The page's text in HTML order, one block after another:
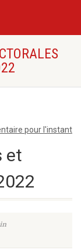
pour l'instant
et